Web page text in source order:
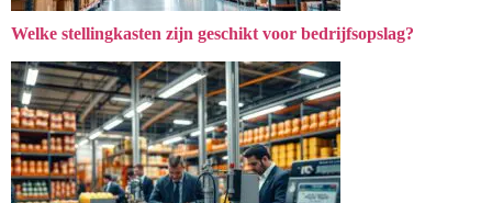
Welke stellingkasten zijn geschikt voor bedrijfsopslag?